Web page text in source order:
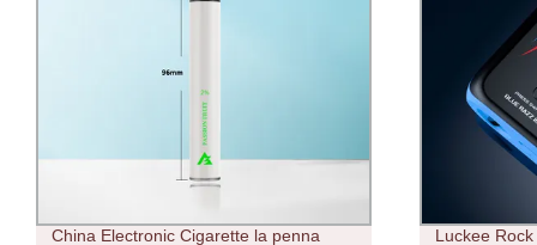
China Electronic Cigarette la penna
Luckee